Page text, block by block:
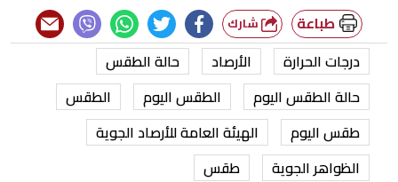
طباعة
درجات الحرارة الأرصاد
حالة الطقس
حالة الطقس اليوم
الطقس اليوم
الطقس
طقس اليوم
الهيئة العامة للأرصاد الجوية
الظواهر الجوية
طقس